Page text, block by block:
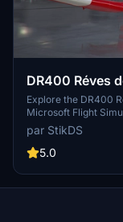
DR400 Réves
Explore the DR400
Microsoft Flight
par StikDS
5.0